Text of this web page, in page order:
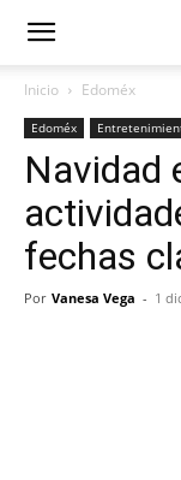
Inicio Edoméx
Edoméx
Navidad
fechas
Por Vanesa Vega - 1